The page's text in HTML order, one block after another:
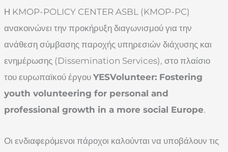
Η KMOP-POLICY CENTER ASBL (KMOP-PC)
ανακοινώνει την προκήρυξη διαγωνισμού για την
ανάθεση σύμβασης παροχής υπηρεσιών διάχυσης και
ενημέρωσης (Dissemination Services), στο πλαίσιο
του ευρωπαϊκού έργου YESVolunteer: Fostering
youth volunteering for personal and
professional growth in a more social Europe.
Οι ενδιαφερόμενοι πάροχοι καλούνται να υποβάλουν τις